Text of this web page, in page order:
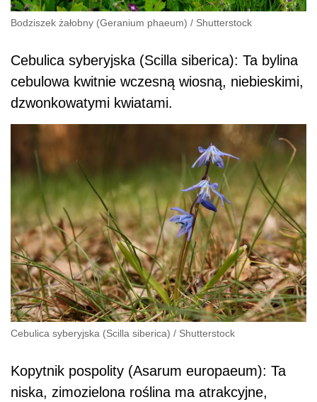
Bodziszek żałobny (Geranium phaeum) / Shutterstock
Cebulica syberyjska (Scilla siberica): Ta bylina
cebulowa kwitnie wczesną wiosną, niebieskimi,
dzwonkowatymi kwiatami.
Cebulica syberyjska (Scilla siberica) / Shutterstock
Kopytnik pospolity (Asarum europaeum): Ta
niska, zimozielona roślina ma atrakcyjne,